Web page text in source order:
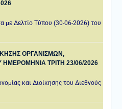
με Δελτίο Τύπου (30-06-2026) του
ΟΡΓΑΝΙΣΜΩΝ,
TΡΙΤΗ 23/06/2026
και Διοίκησης του Διεθνούς